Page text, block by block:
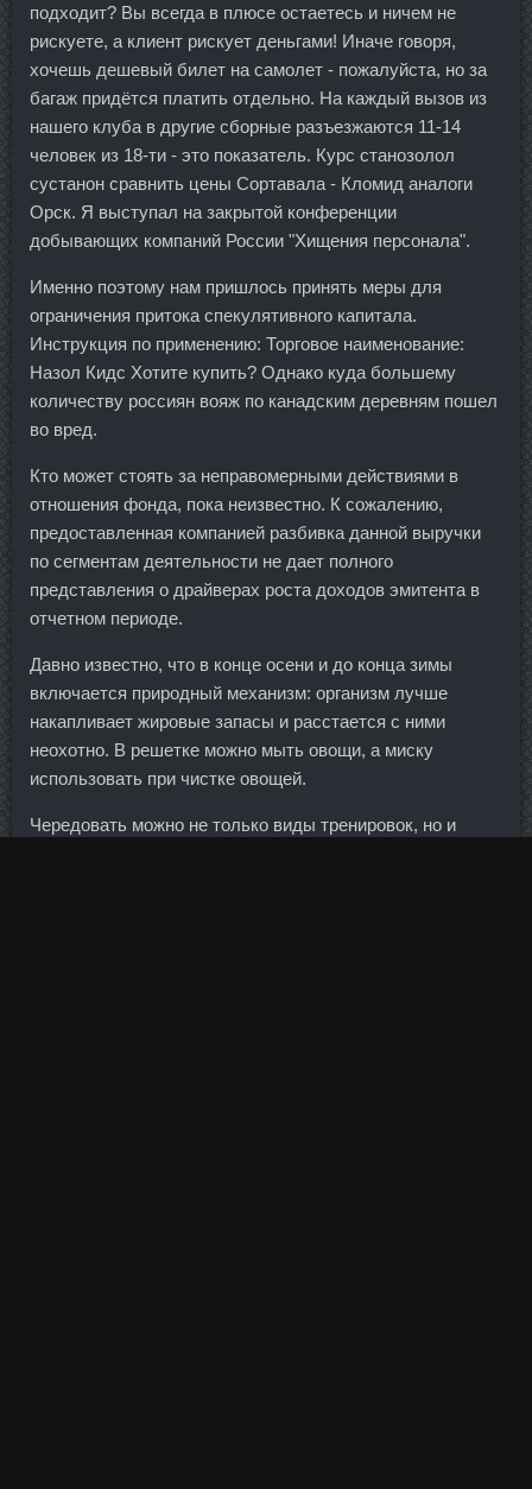
подходит? Вы всегда в плюсе остаетесь и ничем не
рискуете, а клиент рискует деньгами! Иначе говоря,
хочешь дешевый билет на самолет - пожалуйста, но за
багаж придётся платить отдельно. На каждый вызов из
нашего клуба в другие сборные разъезжаются 11-14
человек из 18-ти - это показатель. Курс станозолол
сустанон сравнить цены Сортавала - Кломид аналоги
Орск. Я выступал на закрытой конференции
добывающих компаний России "Хищения персонала".
Именно поэтому нам пришлось принять меры для
ограничения притока спекулятивного капитала.
Инструкция по применению: Торговое наименование:
Назол Кидс Хотите купить? Однако куда большему
количеству россиян вояж по канадским деревням пошел
во вред.
Кто может стоять за неправомерными действиями в
отношения фонда, пока неизвестно. К сожалению,
предоставленная компанией разбивка данной выручки
по сегментам деятельности не дает полного
представления о драйверах роста доходов эмитента в
отчетном периоде.
Давно известно, что в конце осени и до конца зимы
включается природный механизм: организм лучше
накапливает жировые запасы и расстается с ними
неохотно. В решетке можно мыть овощи, а миску
использовать при чистке овощей.
Чередовать можно не только виды тренировок, но и